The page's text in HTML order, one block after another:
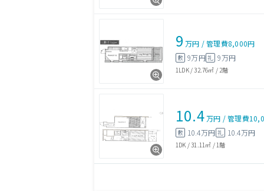
9 万円 /管理費8,000円
敷 9万円礼 9万円
1LDK/32.76㎡ / 2階
10.4万円 /管理費
敷 10.4万円 礼 10.4万円
1DK /31.11㎡ / 1階